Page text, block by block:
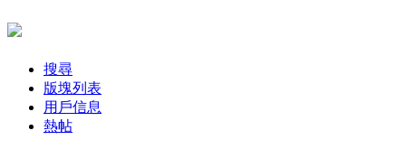
搜尋
版塊列表
用戶信息
熱帖